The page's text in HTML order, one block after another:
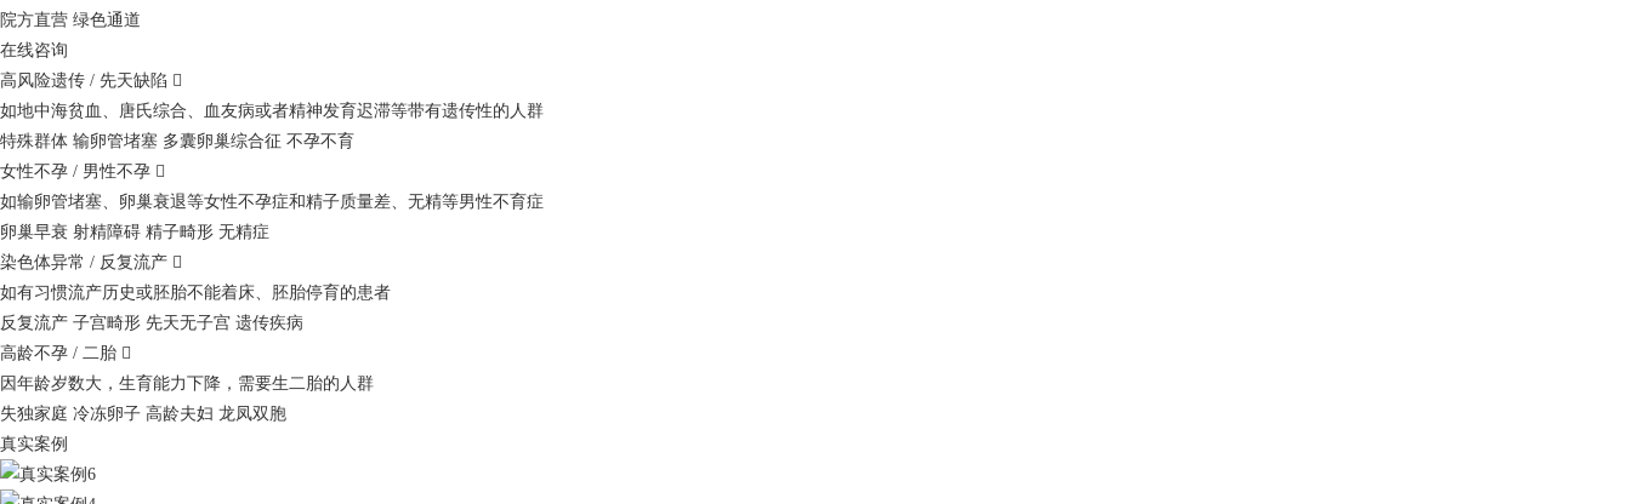
院方直营 绿色通道
在线咨询
高风险遗传 / 先天缺陷 
如地中海贫血、唐氏综合、血友病或者精神发育迟滞等带有遗传性的人群
特殊群体 输卵管堵塞 多囊卵巢综合征 不孕不育
女性不孕 / 男性不孕 
如输卵管堵塞、卵巢衰退等女性不孕症和精子质量差、无精等男性不育症
卵巢早衰 射精障碍 精子畸形 无精症
染色体异常 / 反复流产 
如有习惯流产历史或胚胎不能着床、胚胎停育的患者
反复流产 子宫畸形 先天无子宫 遗传疾病
高龄不孕 / 二胎 
因年龄岁数大，生育能力下降，需要生二胎的人群
失独家庭 冷冻卵子 高龄夫妇 龙凤双胞
真实案例